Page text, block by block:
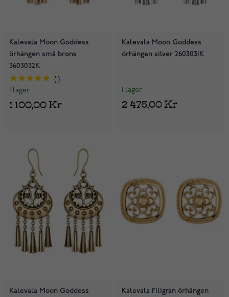
Kalevala Moon Goddess
örhängen små brons
3603032K
1
I lager
1 100,00 Kr
Kalevala Moon Goddess
örhängen silver 2603031K
I lager
2 475,00 Kr
Kalevala Moon Goddess
Kalevala Filigran örhängen